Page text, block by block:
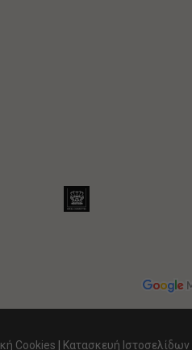
Cookies Κατασκευή Ιστοσελίδων